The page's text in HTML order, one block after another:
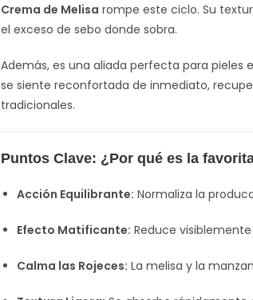
Crema de Melisa rompe este ciclo. Su
el exceso de sebo donde sobra.
Además, es una aliada perfecta para pieles
se siente reconfortada de inmediato,
tradicionales.
Puntos Clave: ¿Por qué es la
Acción Equilibrante: Normaliza la
Efecto Matificante: Reduce
Calma las Rojeces: La melisa y la